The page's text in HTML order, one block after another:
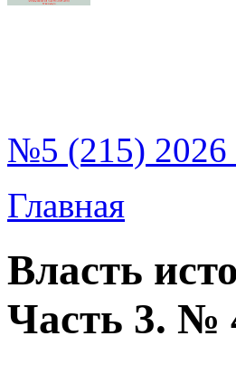
№5 (215) 2026
Главная
Власть
Часть 3. №